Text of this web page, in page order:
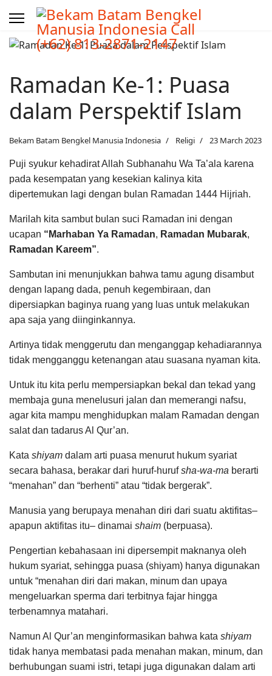
Ramadan Ke-1: Puasa
dalam Perspektif Islam
Bekam Batam Bengkel Manusia Indonesia Religi 23 March 2023
Puji syukur kehadirat Allah Subhanahu Wa Ta’ala karena
pada kesempatan yang kesekian kalinya kita
dipertemukan lagi dengan bulan Ramadan 1444 Hijriah.
Marilah kita sambut bulan suci Ramadan ini dengan
ucapan “Marhaban Ya Ramadan, Ramadan Mubarak,
Ramadan Kareem”.
Sambutan ini menunjukkan bahwa tamu agung disambut
dengan lapang dada, penuh kegembiraan, dan
dipersiapkan baginya ruang yang luas untuk melakukan
apa saja yang diinginkannya.
Artinya tidak menggerutu dan menganggap kehadiarannya
tidak mengganggu ketenangan atau suasana nyaman kita.
Untuk itu kita perlu mempersiapkan bekal dan tekad yang
membaja guna menelusuri jalan dan memerangi nafsu,
agar kita mampu menghidupkan malam Ramadan dengan
salat dan tadarus Al Qur’an.
Kata shiyam dalam arti puasa menurut hukum syariat
secara bahasa, berakar dari huruf-hurufsha-wa-ma berarti
“menahan” dan “berhenti” atau “tidak bergerak”.
Manusia yang berupaya menahan diri dari suatu aktifitas–
apapun aktifitas itu– dinamai shaim (berpuasa).
Pengertian kebahasaan ini dipersempit maknanya oleh
hukum syariat, sehingga puasa (shiyam) hanya digunakan
untuk “menahan diri dari makan, minum dan upaya
mengeluarkan sperma dari terbitnya fajar hingga
terbenamnya matahari.
Namun Al Qur’an menginformasikan bahwa kata shiyam
tidak hanya membatasi pada menahan makan, minum, dan
berhubungan suami istri, tetapi juga digunakan dalam arti